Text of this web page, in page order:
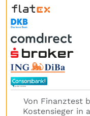
Von Finanztest
Kostensieger in